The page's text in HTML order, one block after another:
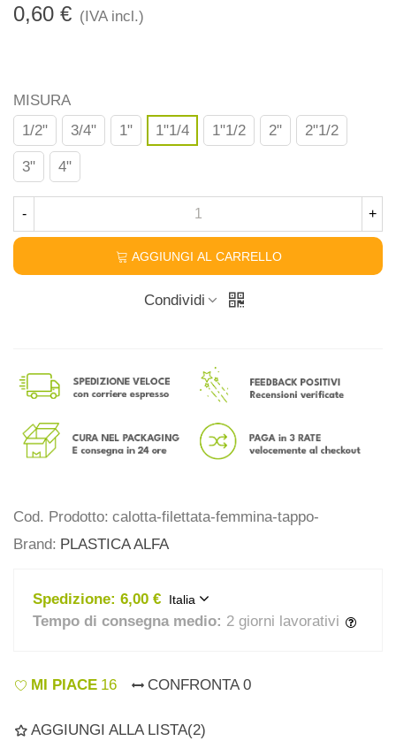
0,60 € (IVA incl.)
MISURA
1/2"
3/4" 1" 1"1/4 1"1/2 2" 2"1/2
3" 4"
- +
AGGIUNGI AL CARRELLO
Condividi
Cod. Prodotto: calotta-filettata-femmina-tappo-
Brand: PLASTICA ALFA
Spedizione: 6,00 € Italia
Tempo di consegna medio: 2 giorni lavorativi
MI PIACE 16 CONFRONTA 0
AGGIUNGI ALLA LISTA(2)